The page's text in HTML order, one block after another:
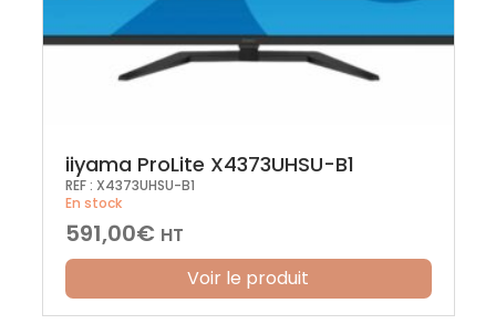
iiyama ProLite X4373UHSU-B1
REF : X4373UHSU-B1
En stock
591,00€ HT
Voir le produit